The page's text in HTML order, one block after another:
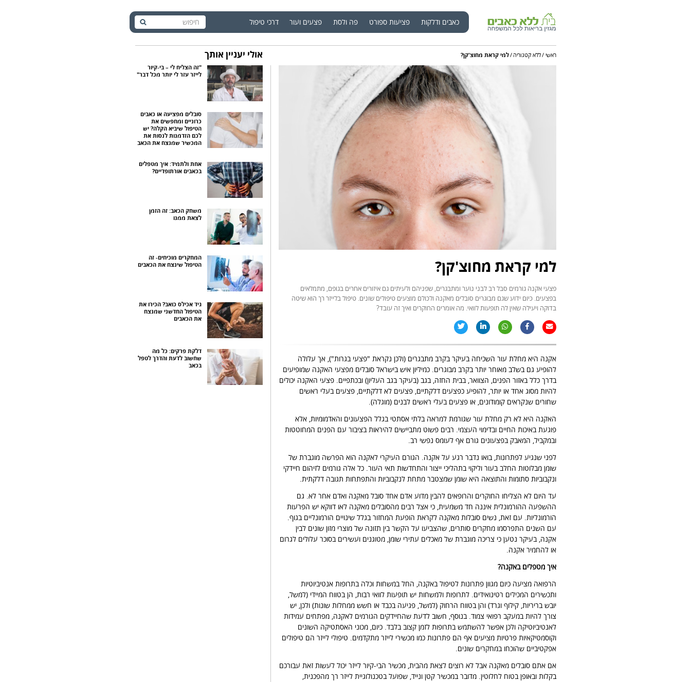
כאבים ודלקות פציעות ספורט פה ולסת פצעים ועור דרכי טיפול חיפוש:
ראשי /ללא קטגוריה/למי קראת מחוצ'קן?
למי קראת מחוצ'קן?
פצעי אקנה גורמים סבל רב לבני נוער ומתבגרים, שפניהם ולעיתים גם איזורים אחרים בגופם, מתמלאים
בפצעים. כיום ידוע שגם מבוגרים סובלים מאקנה ולכולם מוצעים טיפולים שונים. טיפול בלייזר רך הוא שיטה
בדוקה ויעילה שאין לה תופעות לוואי. מה אומרים החוקרים ואיך זה עובד?
אקנה היא מחלת עור השכיחה בעיקר בקרב מתבגרים (ולכן נקראת "פצעי בגרות"), אך עלולה
להופיע גם בשלב מאוחר יותר בקרב מבוגרים. כמיליון איש בישראל סובלים מפצעי האקנה שמופיעים
בדרך כלל באזור הפנים, הצוואר, בבית החזה, בגב (בעיקר בגב העליון) ובכתפיים. פצעי האקנה יכולים
להיות מסוג אחד או יותר, להופיע כפצעים דלקתיים, פצעים לא דלקתיים, פצעים בעלי ראשים
שחורים שנקראים קומודונים, או פצעים בעלי ראשים לבנים (מוגלה).
האקנה היא לא רק מחלת עור שגורמת למראה בלתי אסתטי בגלל הפצעונים והאדמומיות, אלא
פוגעת באיכות החיים ובדימוי העצמי. רבים פשוט מתביישים להיראות בציבור עם הפנים המחוטטות
ובמקביל, המאבק בפצעונים גורם אף לעומס נפשי רב.
לפני שנגיע לפתרונות, בואו נדבר רגע על אקנה. הגורם העיקרי לאקנה הוא הפרשה מוגברת של
שומן מבלוטות החלב בעור וליקוי בתהליכי ייצור והתחדשות תאי העור. כל אלה גורמים לזיהום חיידקי
ונקבוביות סתומות והתוצאה היא שומן שמצטבר מתחת לנקבוביות והתפתחות תגובה דלקתית.
עד היום לא הצליחו החוקרים והרופאים להבין מדוע אדם אחד סובל מאקנה ואדם אחר לא. גם
ההשפעה ההורמונלית איננה חד משמעית, כי אצל רבים מהסובלים מאקנה לאו דווקא יש הפרעות
הורמונליות. עם זאת, נשים סובלות מאקנה לקראת הופעת המחזור בגלל שינויים הורמונליים בגוף.
עם השנים התפרסמו מחקרים סותרים, שהצביעו על הקשר בין תזונה של מוצרי מזון שונים לבין
אקנה, בעיקר נטען כי צריכה מוגברת של מאכלים עתירי שומן, מטוגנים ועשירים בסוכר עלולים לגרום
או להחמיר אקנה.
איך מטפלים באקנה?
הרפואה מציעה כיום מגוון פתרונות לטיפול באקנה, החל במשחות וכלה בתרופות אנטיביוטיות
ותכשירים המכילים רטינואידים. לתרופות ולמשחות יש תופעות לוואי רבות, הן בטווח המיידי (למשל,
יובש בריריות, קילוף וגרד) והן בטווח הרחוק (למשל, פגיעה בכבד או חשש ממחלות שונות) ולכן, יש
צורך להיות במעקב רפואי צמוד. בנוסף, חשוב לדעת שהחיידקים הגורמים לאקנה, מפתחים עמידות
לאנטיביוטיקה ולכן אפשר להשתמש בתרופות לזמן קצוב בלבד. כיום, מכוני האסתטיקה השונים
וקוסמטיקאיות פרטיות מציעים אף הם פתרונות כמו מכשירי לייזר מתקדמים. טיפולי לייזר הם טיפולים
אפקטיביים שהוכחו במחקרים שונים.
אם אתם סובלים מאקנה אבל לא רוצים לצאת מהבית, מכשיר הבי-קיור לייזר יכול לעשות זאת עבורכם
בקלות ובאופן בטוח לחלוטין. מדובר במכשיר קטן ונייד, שפועל בטכנולוגיית לייזר רך מהפכנית,
אולי יעניין אותך
"זה הצליח לי – בי-קיור
לייזר עזר לי יותר מכל דבר"
סובלים מפציעה או כאבים
כרוניים ומחפשים את
הטיפול שיביא הקלה? יש
לכם הזדמנות לנסות את
המכשיר שמנצח את הכאב
אחת ולתמיד: איך מטפלים
בכאבים אורתופדיים?
משחק הכאב: זה הזמן
לצאת ממנו
המחקרים מוכיחים- זה
הטיפול שינצח את הכאבים
גיד אכילס כואב? הכירו את
הטיפול החדשני שמנצח
את הכאבים
דלקת פרקים: כל מה
שחשוב לדעת והדרך לטפל
בכאב